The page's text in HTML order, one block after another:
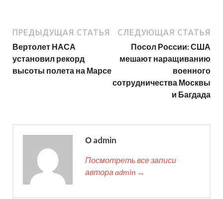
ПРЕДЫДУЩАЯ СТАТЬЯ
Вертолет НАСА
установил рекорд
высоты полета на Марсе
СЛЕДУЮЩАЯ СТАТЬЯ
Посол России: США
мешают наращиванию
военного
сотрудничества Москвы
и Багдада
О admin
Посмотреть все записи
автора admin →